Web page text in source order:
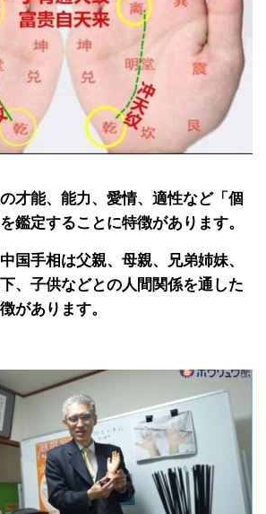
才能、能力、愛情、適性など「個
鑑定することに特徴があります。
国手相は父親、母親、兄弟姉妹、
、子供などとの人間関係を通した
があります。